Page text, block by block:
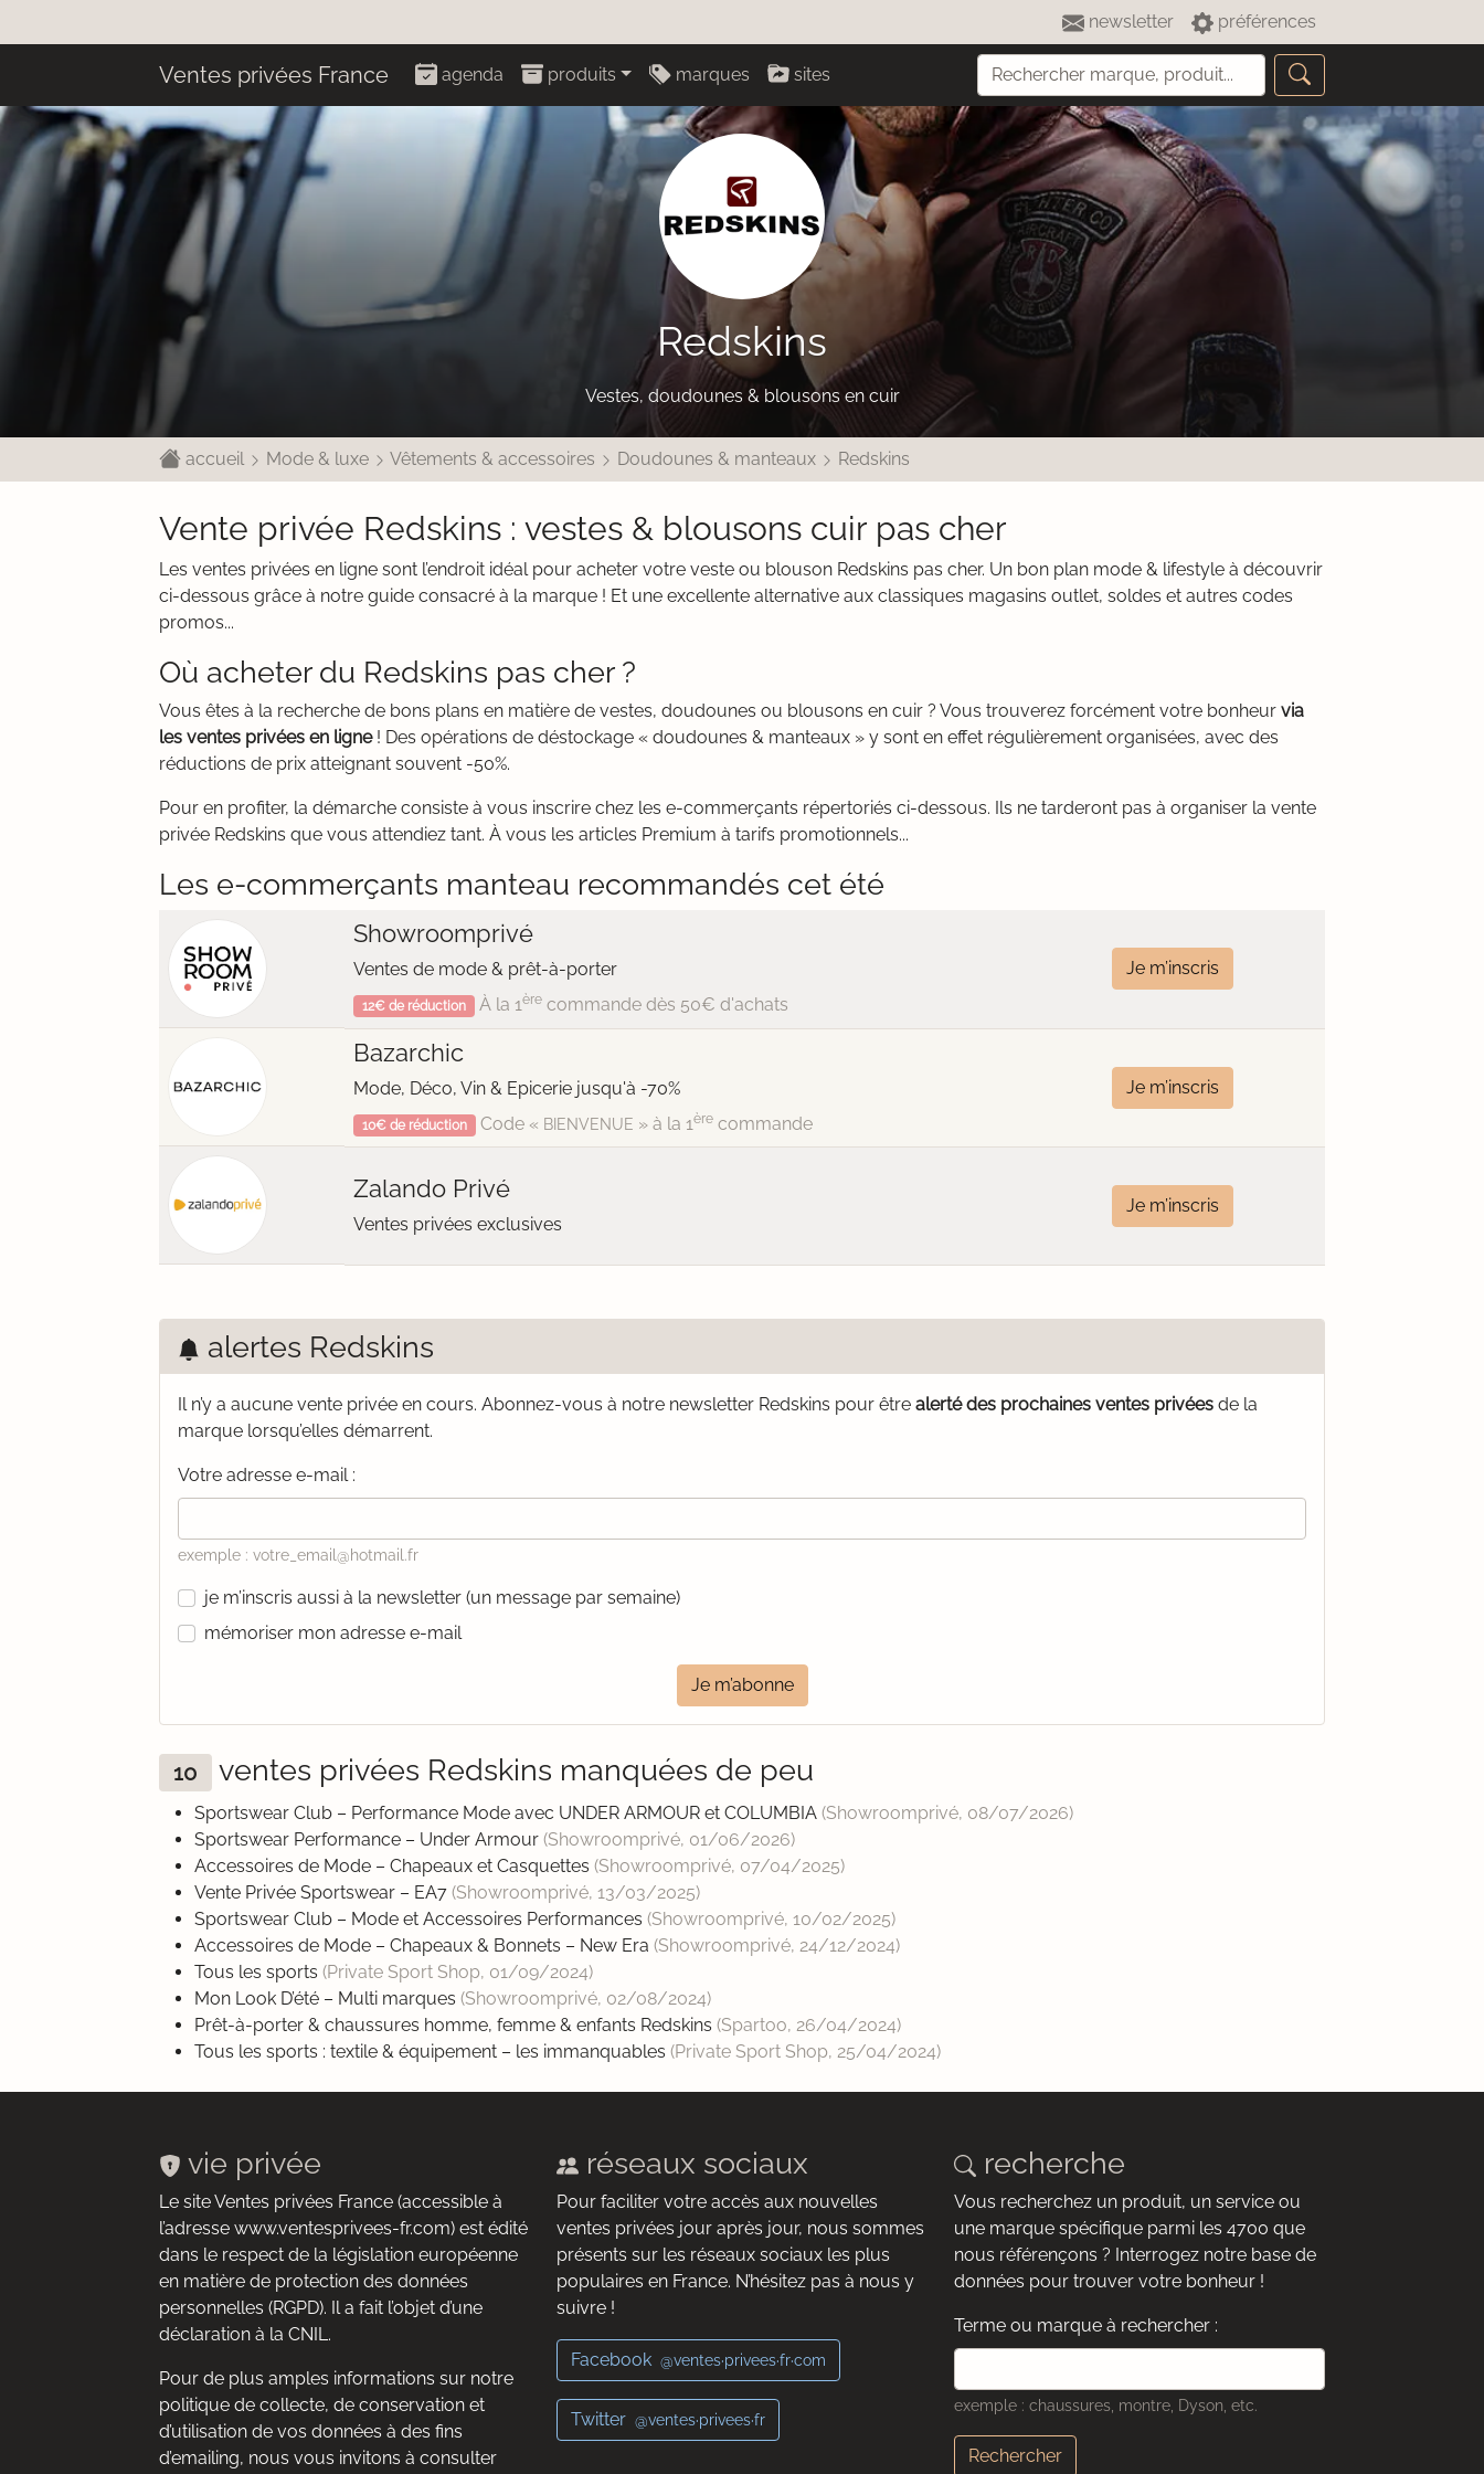
newsletter préférences
Ventes privées France agenda produits marques sites
Redskins
Vestes, doudounes & blousons en cuir
accueil Mode & luxe Vêtements & accessoires Doudounes & manteaux Redskins
Vente privée Redskins : vestes & blousons cuir pas cher
Les ventes privées en ligne sont l’endroit idéal pour acheter votre veste ou blouson Redskins pas cher. Un bon plan mode & lifestyle à découvrir
ci-dessous grâce à notre guide consacré à la marque ! Et une excellente alternative aux classiques magasins outlet, soldes et autres codes
promos...
Où acheter du Redskins pas cher ?
Vous êtes à la recherche de bons plans en matière de vestes, doudounes ou blousons en cuir ? Vous trouverez forcément votre bonheur via
les ventes privées en ligne! Des opérations de déstockage « doudounes & manteaux » y sont en effet régulièrement organisées, avec des
réductions de prix atteignant souvent -50%.
Pour en profiter, la démarche consiste à vous inscrire chez les e-commerçants répertoriés ci-dessous. Ils ne tarderont pas à organiser la vente
privée Redskins que vous attendiez tant. À vous les articles Premium à tarifs promotionnels...
Les e-commerçants manteau recommandés cet été
Showroomprivé
Ventes de mode & prêt-à-porter
12€ de réduction À la 1èrecommande dès 50€ d'achats
Je m’inscris
Bazarchic
Mode, Déco, Vin & Epicerie jusqu'à -70%
10€ de réduction Code « BIENVENUE » à la 1èrecommande
Je m’inscris
Zalando Privé
Ventes privées exclusives
Je m’inscris
alertes Redskins
Il n’y a aucune vente privée en cours. Abonnez-vous à notre newsletter Redskins pour être alerté des prochaines ventes privées de la
marque lorsqu’elles démarrent.
Votre adresse e-mail :
exemple : votre_email@hotmail.fr
je m’inscris aussi à la newsletter (un message par semaine)
mémoriser mon adresse e-mail
Je m’abonne
10 ventes privées Redskins manquées de peu
Sportswear Club – Performance Mode avec UNDER ARMOUR et COLUMBIA (Showroomprivé, 08/07/2026)
Sportswear Performance – Under Armour (Showroomprivé, 01/06/2026)
Accessoires de Mode – Chapeaux et Casquettes (Showroomprivé, 07/04/2025)
Vente Privée Sportswear – EA7 (Showroomprivé, 13/03/2025)
Sportswear Club – Mode et Accessoires Performances (Showroomprivé, 10/02/2025)
Accessoires de Mode – Chapeaux & Bonnets – New Era (Showroomprivé, 24/12/2024)
Tous les sports (Private Sport Shop, 01/09/2024)
Mon Look D’été – Multi marques (Showroomprivé, 02/08/2024)
Prêt-à-porter & chaussures homme, femme & enfants Redskins (Spartoo, 26/04/2024)
Tous les sports : textile & équipement – les immanquables (Private Sport Shop, 25/04/2024)
vie privée
Le site Ventes privées France (accessible à
l’adresse www.ventesprivees-fr.com) est édité
dans le respect de la législation européenne
en matière de protection des données
personnelles (RGPD). Il a fait l’objet d’une
déclaration à la CNIL.
Pour de plus amples informations sur notre
politique de collecte, de conservation et
d’utilisation de vos données à des fins
d’emailing, nous vous invitons à consulter
réseaux sociaux
Pour faciliter votre accès aux nouvelles
ventes privées jour après jour, nous sommes
présents sur les réseaux sociaux les plus
populaires en France. N’hésitez pas à nous y
suivre !
Facebook @ventes·privees·fr·com
Twitter @ventes·privees·fr
recherche
Vous recherchez un produit, un service ou
une marque spécifique parmi les 4700 que
nous référençons ? Interrogez notre base de
données pour trouver votre bonheur !
Terme ou marque à rechercher :
exemple : chaussures, montre, Dyson, etc.
Rechercher